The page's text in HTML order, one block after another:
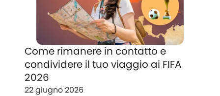
Come rimanere in contatto e
condividere il tuo viaggio ai FIFA
2026
22 giugno 2026